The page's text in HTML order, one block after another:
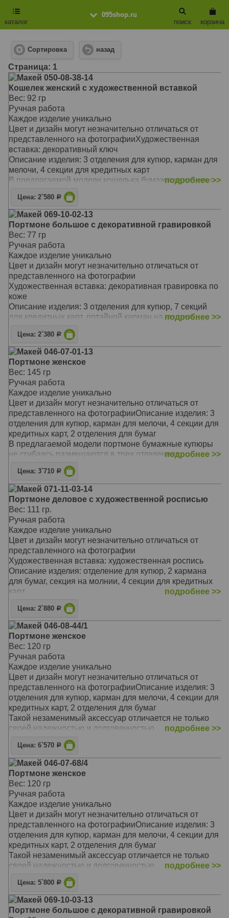
095shop.ru
каталог
корзина
поиск
Сортировка назад
Cтраница: 1
Макей 050-08-38-14
Кошелек женский с художественной вставкой
Вес: 92 гр
Ручная работа
Каждое изделие уникально
Цвет и дизайн могут незначительно отличаться от
представленного на фотографииХудожественная
вставка: декоративный ключ
Описание изделия: 3 отделения для купюр, карман для
мелочи, 4 секции для кредитных карт
В предлагаемой модели кошелька бумажные купюры
не сгибаясь размещаются в трех отделениях
Предусмотрено отделение на молнии для мелочи, а так
же секции для кредитных карт
Кошелек застегивается на скрытую кнопку
Такой незаменимый аксессуар отличается не только
своей надежностью и долговечностью
Предлагаемая модель очаровывает своей
оригинальностью, неповторимым сочетанием цветов и
фактур
Он станет замечательным подарком для стильной
женщины, выгодно подчеркнет вашу
индивидуальность и стиль
Материал: натуральная кожа
Тип: прямой
подробнее >>
Цена: 2`580 Р
Макей 069-10-02-13
Портмоне большое с декоративной гравировкой
Вес: 77 гр
Ручная работа
Каждое изделие уникально
Цвет и дизайн могут незначительно отличаться от
представленного на фотографии
Художественная вставка: декоративная гравировка по
коже
Описание изделия: 3 отделения для купюр, 7 секций
для кредитных карт, потайной карман на молнии
Изделие имеет отделения под бумажные купюры,
секции для кредитных и дисконтных карт
Портмоне имеет строгий лаконичный дизайн,
прекрасно подойдет успешным деловым людям, кто
привык принимать быстрые и правильные решения,
для кого время – деньги
А деньги, как известно, приятно хранить в
качественном и надежном кошельке
Такой незаменимый аксессуар отличается не только
своей надежностью и долговечностью
Он подойдет ярким и интересным личностям
Благодаря оригинальному сочетанию цветов и фактур,
кошелек подчеркнет индивидуальность и стиль его
Материал: натуральная кожа
Тип: прямой
Размер: 9,8 х 17,4 см
подробнее >>
Цена: 2`380 Р
Макей 046-07-01-13
Портмоне женское
Вес: 145 гр
Ручная работа
Каждое изделие уникально
Цвет и дизайн могут незначительно отличаться от
представленного на фотографииОписание изделия: 3
отделения для купюр, карман для мелочи, 4 секции для
кредитных карт, 2 отделения для бумаг
В предлагаемой модели портмоне бумажные купюры
не сгибаясь размещаются в трех отделениях
Предусмотрено отделение на молнии для мелочи,
секции для кредитных карт, а также отделения для
мелких бумаг.
Портмоне застегивается на молнию
Такой незаменимый аксессуар отличается не только
своей надежностью и долговечностью
Предлагаемая модель очаровывает своей
оригинальностью, неповторимым сочетанием цветов и
фактур
Он станет замечательным подарком для стильной
женщины, выгодно подчеркнет вашу
индивидуальность и стиль
Материал: натуральная кожа
Тип: прямой
подробнее >>
Цена: 3`710 Р
Макей 071-11-03-14
Портмоне деловое с художественной росписью
Вес: 111 гр.
Ручная работа
Каждое изделие уникально
Цвет и дизайн могут незначительно отличаться от
представленного на фотографии
Художественная вставка: художественная роспись
Описание изделия: отделение для купюр, 2 кармана
для бумаг, секция на молнии, 4 секции для кредитных
карт
Имеет отделение под бумажные купюры, карманы для
бумаг, отделение на молнии, секции для кредитных и
дисконтных карт
Портмоне имеет строгий лаконичный дизайн,
прекрасно подойдет успешным деловым людям, кто
привык принимать быстрые и правильные решения,
для кого время – деньги. А деньги, как известно,
приятно хранить в качественном и надежном
кошельке.
Такой незаменимый аксессуар отличается не только
своей надежностью и долговечностью
Он станет прекрасным подарком для друга, коллеги,
делового партнера, а так же выгодно подчеркнет вашу
Материал: натуральная кожа
Тип: прямой
Размер: 19,8 х 10,8 см
подробнее >>
Цена: 2`880 Р
Макей 046-08-44/1
Портмоне женское
Вес: 120 гр
Ручная работа
Каждое изделие уникально
Цвет и дизайн могут незначительно отличаться от
представленного на фотографииОписание изделия: 3
отделения для купюр, карман для мелочи, 4 секции для
кредитных карт, 2 отделения для бумаг
Такой незаменимый аксессуар отличается не только
своей надежностью и долговечностью
Предлагаемая модель очаровывает своей
оригинальностью, неповторимым сочетанием цветов и
фактур
Он станет замечательным подарком для стильной
женщины, выгодно подчеркнет вашу
индивидуальность и стиль
Материал: натуральная кожа
Размер: 205 х 100 мм
подробнее >>
Цена: 6`570 Р
Макей 046-07-68/4
Портмоне женское
Вес: 120 гр
Ручная работа
Каждое изделие уникально
Цвет и дизайн могут незначительно отличаться от
представленного на фотографииОписание изделия: 3
отделения для купюр, карман для мелочи, 4 секции для
кредитных карт, 2 отделения для бумаг
Такой незаменимый аксессуар отличается не только
своей надежностью и долговечностью
Предлагаемая модель очаровывает своей
оригинальностью, неповторимым сочетанием цветов и
фактур
Он станет замечательным подарком для стильной
подробнее >>
Цена: 5`800 Р
Макей 069-10-03-13
Портмоне большое с декоративной гравировкой